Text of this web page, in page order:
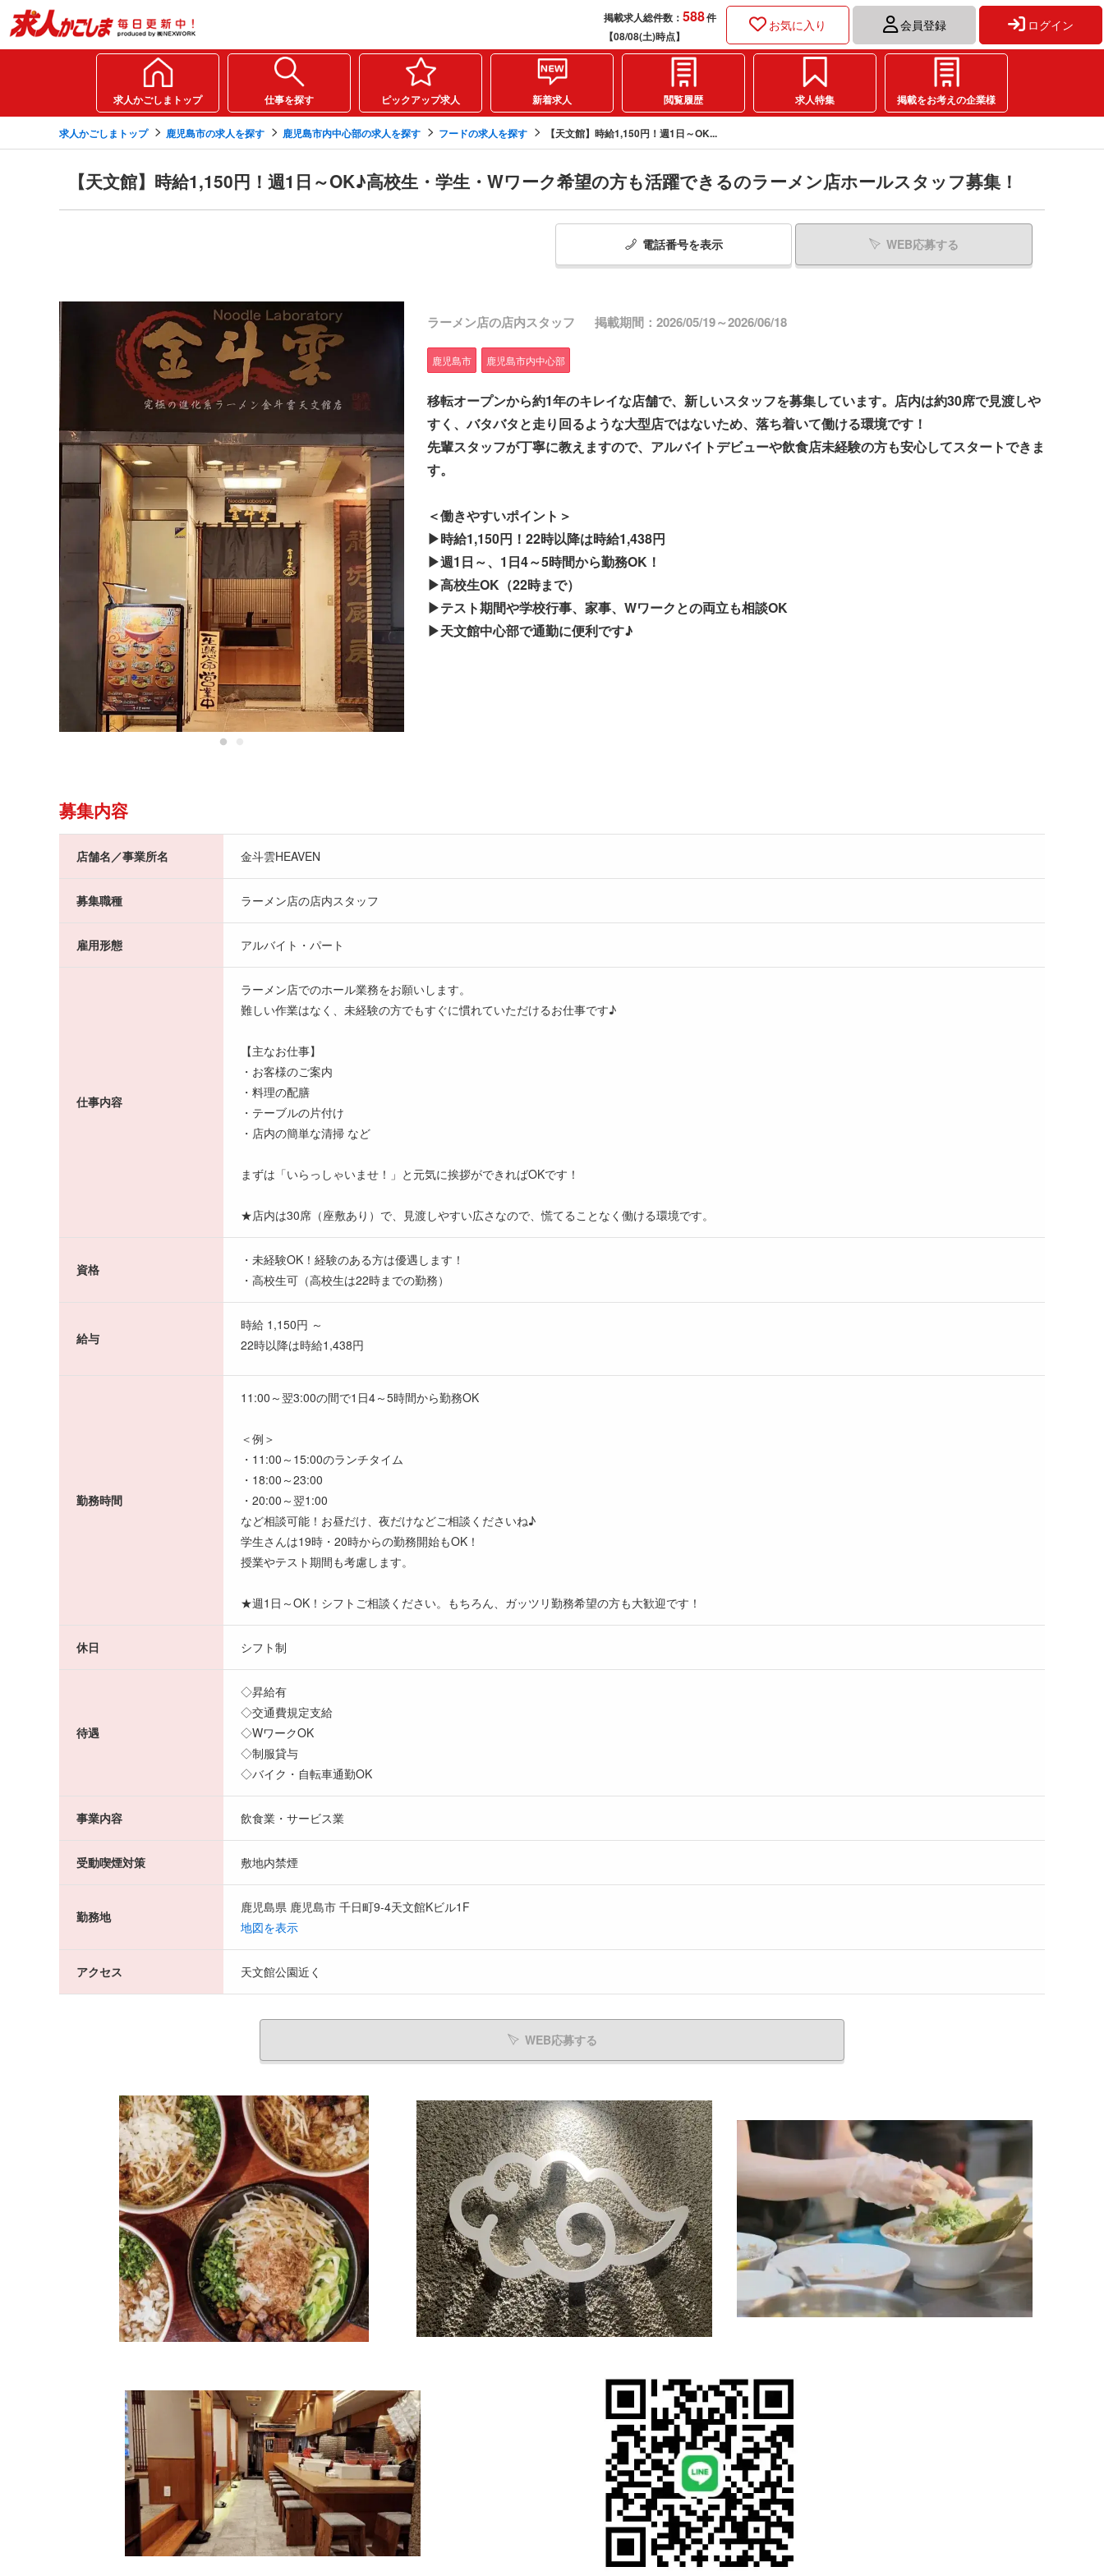
掲載求人総件数： 588件
【08/08(土)時点】
お気に入り 会員登録 ログイン
求人かごしまトップ 仕事を探す ピックアップ求人 新着求人 閲覧履歴 求人特集 掲載をお考えの企業様
求人かごしまトップ 鹿児島市の求人を探す 鹿児島市内中心部の求人を探す フードの求人を探す 【天文館】時給1,150円！週1日～OK...
【天文館】時給1,150円！週1日～OK♪高校生・学生・Wワーク希望の方も活躍できるのラーメン店ホールスタッフ募集！
電話番号を表示 WEB応募する
ラーメン店の店内スタッフ 掲載期間：2026/05/19～2026/06/18
鹿児島市 鹿児島市内中心部
移転オープンから約1年のキレイな店舗で、新しいスタッフを募集しています。店内は約30席で見渡しや
すく、バタバタと走り回るような大型店ではないため、落ち着いて働ける環境です！
先輩スタッフが丁寧に教えますので、アルバイトデビューや飲食店未経験の方も安心してスタートできま
す。
＜働きやすいポイント＞
▶時給1,150円！22時以降は時給1,438円
▶週1日～、1日4～5時間から勤務OK！
▶高校生OK（22時まで）
▶テスト期間や学校行事、家事、Wワークとの両立も相談OK
▶天文館中心部で通勤に便利です♪
募集内容
店舗名／事業所名 金斗雲HEAVEN
募集職種 ラーメン店の店内スタッフ
雇用形態 アルバイト・パート
仕事内容
ラーメン店でのホール業務をお願いします。
難しい作業はなく、未経験の方でもすぐに慣れていただけるお仕事です♪
【主なお仕事】
・お客様のご案内
・料理の配膳
・テーブルの片付け
・店内の簡単な清掃 など
まずは「いらっしゃいませ！」と元気に挨拶ができればOKです！
★店内は30席（座敷あり）で、見渡しやすい広さなので、慌てることなく働ける環境です。
資格
・未経験OK！経験のある方は優遇します！
・高校生可（高校生は22時までの勤務）
給与
時給 1,150円 ～
22時以降は時給1,438円
勤務時間
11:00～翌3:00の間で1日4～5時間から勤務OK
＜例＞
・11:00～15:00のランチタイム
・18:00～23:00
・20:00～翌1:00
など相談可能！お昼だけ、夜だけなどご相談くださいね♪
学生さんは19時・20時からの勤務開始もOK！
授業やテスト期間も考慮します。
★週1日～OK！シフトご相談ください。もちろん、ガッツリ勤務希望の方も大歓迎です！
休日 シフト制
待遇
◇昇給有
◇交通費規定支給
◇WワークOK
◇制服貸与
◇バイク・自転車通勤OK
事業内容 飲食業・サービス業
受動喫煙対策 敷地内禁煙
勤務地
鹿児島県 鹿児島市 千日町9-4天文館Kビル1F
地図を表示
アクセス 天文館公園近く
WEB応募する